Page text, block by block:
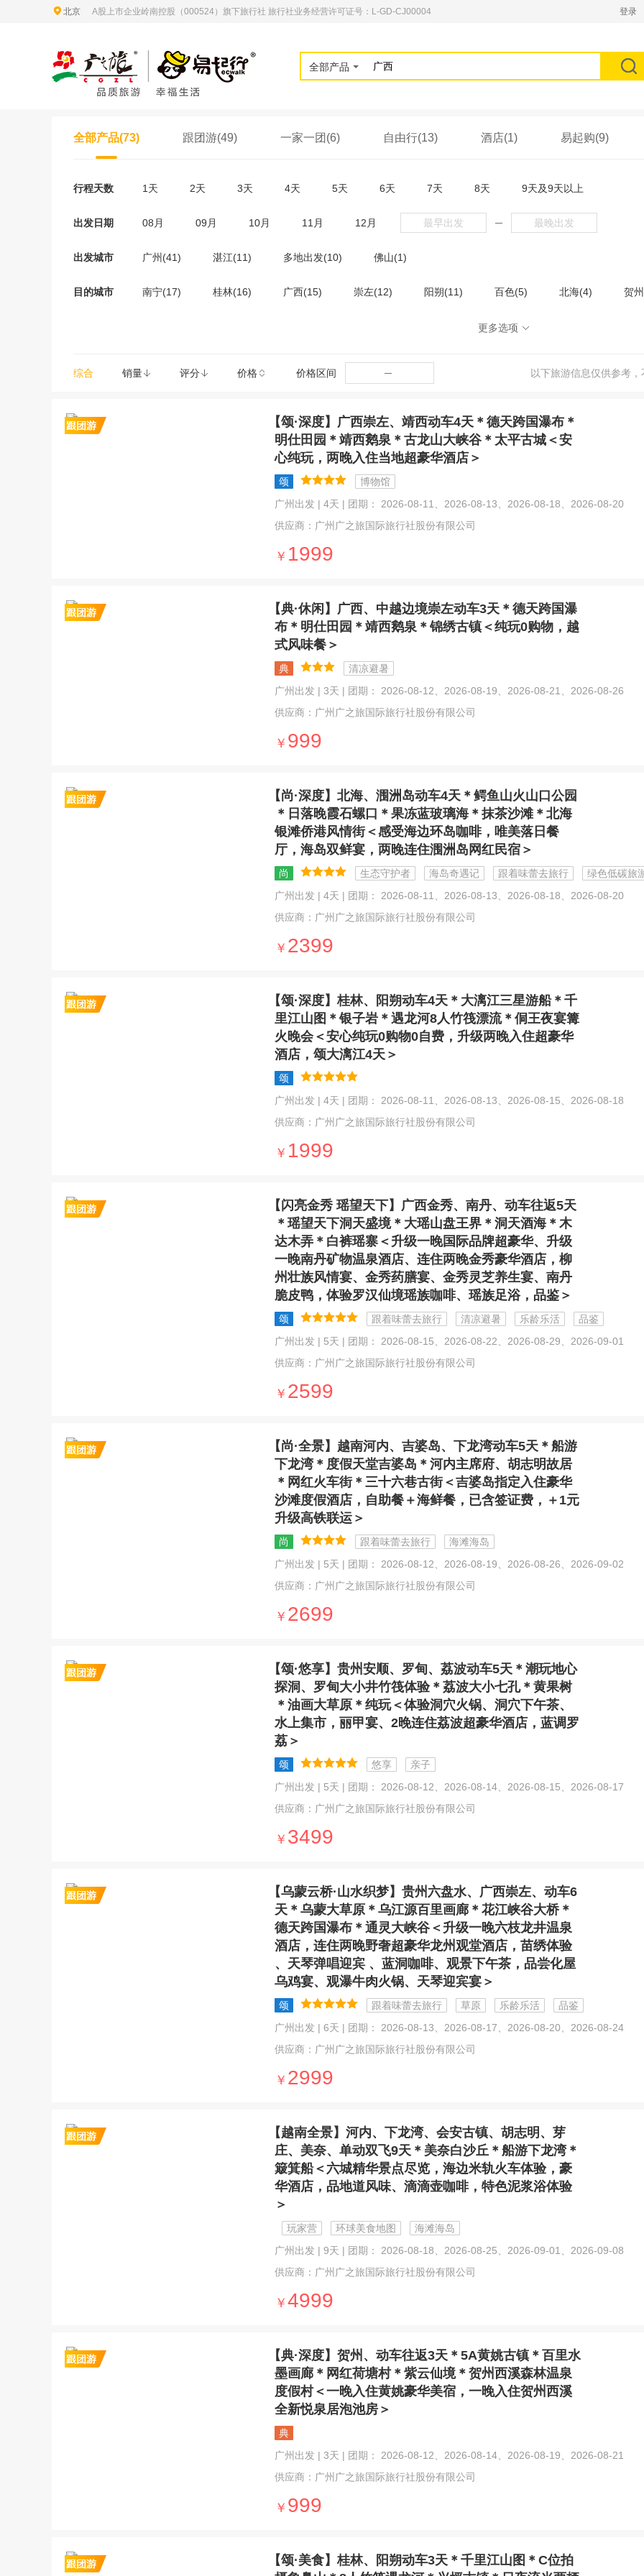
北京 A股上市企业岭南控股（000524）旗下旅行社 旅行社业务经营许可证号：L-GD-CJ00004 登录
全部产品
全部产品(73) 跟团游(49) 一家一团(6) 自由行(13) 酒店(1) 易起购(9)
行程天数 1天 2天 3天 4天 5天 6天 7天 8天 9天及9天以上
出发日期 08月 09月 10月 11月 12月 ─
出发城市 广州(41) 湛江(11) 多地出发(10) 佛山(1)
目的城市 南宁(17) 桂林(16) 广西(15) 崇左(12) 阳朔(11) 百色(5) 北海(4) 贺
梧州(1) 罗城仫佬族自治县(1) 肇庆(1) 贵阳(1) 都安瑶族
更多选项
综合 销量 评分 价格 价格区间 ─ 以下旅游信息仅供参考
【颂·深度】广西崇左、靖西动车4天＊德天跨国瀑布＊
明仕田园＊靖西鹅泉＊古龙山大峡谷＊太平古城＜安
心纯玩，两晚入住当地超豪华酒店＞
颂
博物馆
广州出发 | 4天 | 团期： 2026-08-11、2026-08-13、2026-08-18、2026-08-20
供应商：广州广之旅国际旅行社股份有限公司
￥ 1999
【典·休闲】广西、中越边境崇左动车3天＊德天跨国瀑
布＊明仕田园＊靖西鹅泉＊锦绣古镇＜纯玩0购物，越
式风味餐＞
典
清凉避暑
广州出发 | 3天 | 团期： 2026-08-12、2026-08-19、2026-08-21、2026-08-26
供应商：广州广之旅国际旅行社股份有限公司
￥ 999
【尚·深度】北海、涠洲岛动车4天＊鳄鱼山火山口公园
＊日落晚霞石螺口＊果冻蓝玻璃海＊抹茶沙滩＊北海
银滩侨港风情街＜感受海边环岛咖啡，唯美落日餐
厅，海岛双鲜宴，两晚连住涠洲岛网红民宿＞
尚 生态守护者 海岛奇遇记 跟着味蕾去旅行
绿色低碳旅
广州出发 | 4天 | 团期： 2026-08-11、2026-08-13、2026-08-18、2026-08-20
供应商：广州广之旅国际旅行社股份有限公司
￥ 2399
【颂·深度】桂林、阳朔动车4天＊大漓江三星游船＊千
里江山图＊银子岩＊遇龙河8人竹筏漂流＊侗王夜宴篝
火晚会＜安心纯玩0购物0自费，升级两晚入住超豪华
酒店，颂大漓江4天＞
颂
广州出发 | 4天 | 团期： 2026-08-11、2026-08-13、2026-08-15、2026-08-18
供应商：广州广之旅国际旅行社股份有限公司
￥ 1999
【闪亮金秀 瑶望天下】广西金秀、南丹、动车往返5天
＊瑶望天下洞天盛境＊大瑶山盘王界＊洞天酒海＊木
达木弄＊白裤瑶寨＜升级一晚国际品牌超豪华、升级
一晚南丹矿物温泉酒店、连住两晚金秀豪华酒店，柳
州壮族风情宴、金秀药膳宴、金秀灵芝养生宴、南丹
脆皮鸭，体验罗汉仙境瑶族咖啡、瑶族足浴，品鉴＞
颂 跟着味蕾去旅行 清凉避暑 乐龄乐活
品鉴
广州出发 | 5天 | 团期： 2026-08-15、2026-08-22、2026-08-29、2026-09-01
供应商：广州广之旅国际旅行社股份有限公司
￥ 2599
【尚·全景】越南河内、吉婆岛、下龙湾动车5天＊船游
下龙湾＊度假天堂吉婆岛＊河内主席府、胡志明故居
＊网红火车街＊三十六巷古街＜吉婆岛指定入住豪华
沙滩度假酒店，自助餐＋海鲜餐，已含签证费，＋1元
升级高铁联运＞
尚 跟着味蕾去旅行
海滩海岛
广州出发 | 5天 | 团期： 2026-08-12、2026-08-19、2026-08-26、2026-09-02
供应商：广州广之旅国际旅行社股份有限公司
￥ 2699
【颂·悠享】贵州安顺、罗甸、荔波动车5天＊潮玩地心
探洞、罗甸大小井竹筏体验＊荔波大小七孔＊黄果树
＊油画大草原＊纯玩＜体验洞穴火锅、洞穴下午茶、
水上集市，丽甲宴、2晚连住荔波超豪华酒店，蓝调罗
荔＞
颂 悠享
亲子
广州出发 | 5天 | 团期： 2026-08-12、2026-08-14、2026-08-15、2026-08-17
供应商：广州广之旅国际旅行社股份有限公司
￥ 3499
【乌蒙云桥·山水织梦】贵州六盘水、广西崇左、动车6
天＊乌蒙大草原＊乌江源百里画廊＊花江峡谷大桥＊
德天跨国瀑布＊通灵大峡谷＜升级一晚六枝龙井温泉
酒店，连住两晚野奢超豪华龙州观堂酒店，苗绣体验
、天琴弹唱迎宾 、蓝洞咖啡、观景下午茶，品尝化屋
乌鸡宴、观瀑牛肉火锅、天琴迎宾宴＞
颂 跟着味蕾去旅行 草原 乐龄乐活
品鉴
广州出发 | 6天 | 团期： 2026-08-13、2026-08-17、2026-08-20、2026-08-24
供应商：广州广之旅国际旅行社股份有限公司
￥ 2999
【越南全景】河内、下龙湾、会安古镇、胡志明、芽
庄、美奈、单动双飞9天＊美奈白沙丘＊船游下龙湾＊
簸箕船＜六城精华景点尽览，海边米轨火车体验，豪
华酒店，品地道风味、滴滴壶咖啡，特色泥浆浴体验
＞
玩家营 环球美食地图
海滩海岛
广州出发 | 9天 | 团期： 2026-08-18、2026-08-25、2026-09-01、2026-09-08
供应商：广州广之旅国际旅行社股份有限公司
￥ 4999
【典·深度】贺州、动车往返3天＊5A黄姚古镇＊百里水
墨画廊＊网红荷塘村＊紫云仙境＊贺州西溪森林温泉
度假村＜一晚入住黄姚豪华美宿，一晚入住贺州西溪
全新悦泉居泡池房＞
典
广州出发 | 3天 | 团期： 2026-08-12、2026-08-14、2026-08-19、2026-08-21
供应商：广州广之旅国际旅行社股份有限公司
￥ 999
【颂·美食】桂林、阳朔动车3天＊千里江山图＊C位拍